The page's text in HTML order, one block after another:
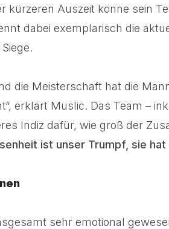
kürzeren Auszeit könne sein
dabei exemplarisch die
die Meisterschaft hat die
erklärt Muslic. Das Team –
Indiz dafür, wie groß der
ist unser Trumpf, sie
sehr emotional